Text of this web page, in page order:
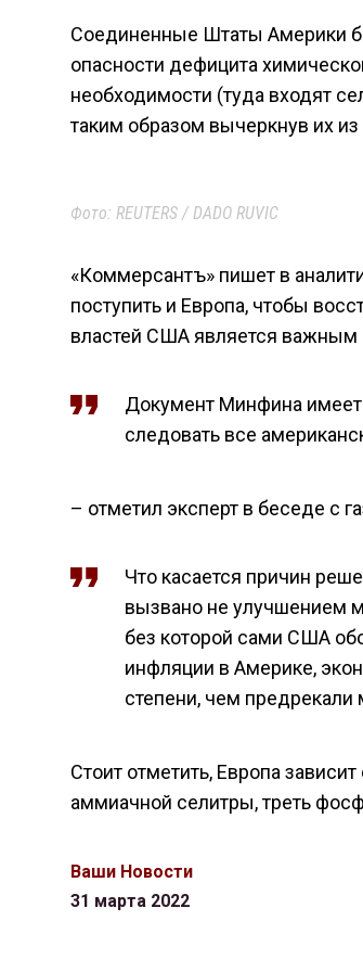
Соединенные Штаты Америки
опасности дефицита
необходимости (туда входят
таким образом вычеркнув их из
Фото: REUTERS / DADO RUVIC
«Коммерсантъ» пишет в
поступить и Европа, чтобы
властей США является важным
Документ Минфина имеет
следовать все
– отметил эксперт в беседе с
Что касается причин
вызвано не улучшением
без которой сами США
инфляции в Америке,
степени, чем
Стоит отметить, Европа
аммиачной селитры, треть
Ваши Новости
31 марта 2022